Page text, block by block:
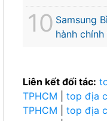
Samsung
hành
Liên kết đối tác:
TPHCM
top địa
TPHCM
top địa